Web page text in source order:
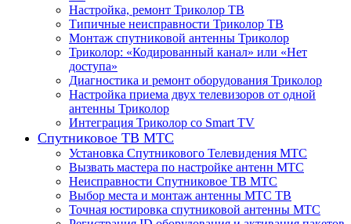
Настройка, ремонт Триколор ТВ
Типичные неисправности Триколор ТВ
Монтаж спутниковой антенны Триколор
Триколор: «Кодированный канал» или «Нет
доступа»
Диагностика и ремонт оборудования Триколор
Настройка приема двух телевизоров от одной
антенны Триколор
Интеграция Триколор со Smart TV
Спутниковое ТВ МТС
Установка Спутникового Телевидения МТС
Вызвать мастера по настройке антенн МТС
Неисправности Спутниковое ТВ МТС
Выбор места и монтаж антенны МТС ТВ
Точная юстировка спутниковой антенны МТС